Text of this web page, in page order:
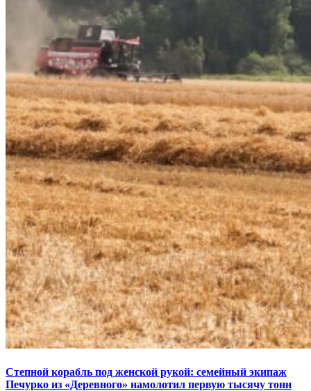
Степной корабль под женской рукой: семейный экипаж
Печурко из «Деревного» намолотил первую тысячу тонн